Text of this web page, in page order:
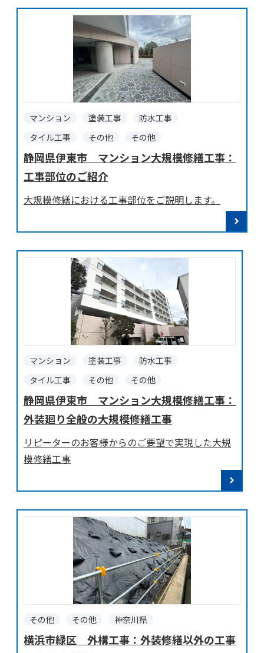
マンション 塗装工事
防水工事
タイル工事
その他 その他
静岡県伊東市 マンション大規模修繕工事：
工事部位のご紹介
大規模修繕における工事部位をご説明します。
マンション 塗装工事
防水工事
タイル工事
その他 その他
静岡県伊東市 マンション大規模修繕工事：
外装廻り全般の大規模修繕工事
リピーターのお客様からのご要望で実現した大規
模修繕工事
その他 その他 神奈川県
横浜市緑区 外構工事：外装修繕以外の工事